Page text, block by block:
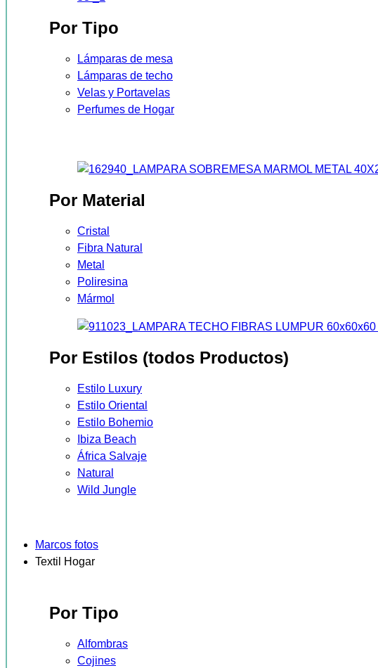
Por Tipo
Lámparas de mesa
Lámparas de techo
Velas y Portavelas
Perfumes de Hogar
Por Material
Cristal
Fibra Natural
Metal
Poliresina
Mármol
Por Estilos (todos Productos)
Estilo Luxury
Estilo Oriental
Estilo Bohemio
Ibiza Beach
África Salvaje
Natural
Wild Jungle
Marcos fotos
Textil Hogar
Por Tipo
Alfombras
Cojines